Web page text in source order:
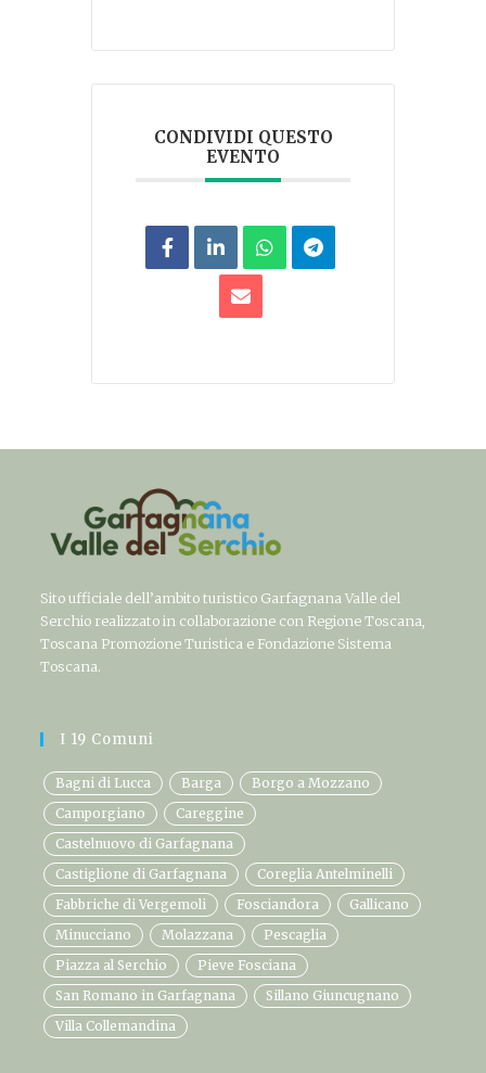
CONDIVIDI QUESTO
EVENTO
Sito ufficiale dell’ambito turistico Garfagnana Valle del
Serchio realizzato in collaborazione con Regione Toscana,
Toscana Promozione Turistica e Fondazione Sistema
Toscana.
I 19 Comuni
Bagni di Lucca Barga
Borgo a Mozzano
Camporgiano
Careggine
Castelnuovo di Garfagnana
Castiglione di Garfagnana
Coreglia Antelminelli
Fabbriche di Vergemoli
Fosciandora
Gallicano
Minucciano
Molazzana
Pescaglia
Piazza al Serchio
Pieve Fosciana
San Romano in Garfagnana
Sillano Giuncugnano
Villa Collemandina